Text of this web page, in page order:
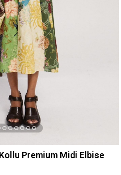
Premium Midi Elbise